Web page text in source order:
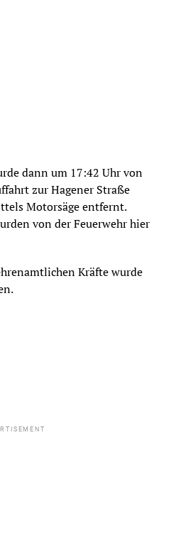
dann um 17:42 Uhr von
zur Hagener Straße
Motorsäge entfernt.
von der Feuerwehr hier
Kräfte wurde